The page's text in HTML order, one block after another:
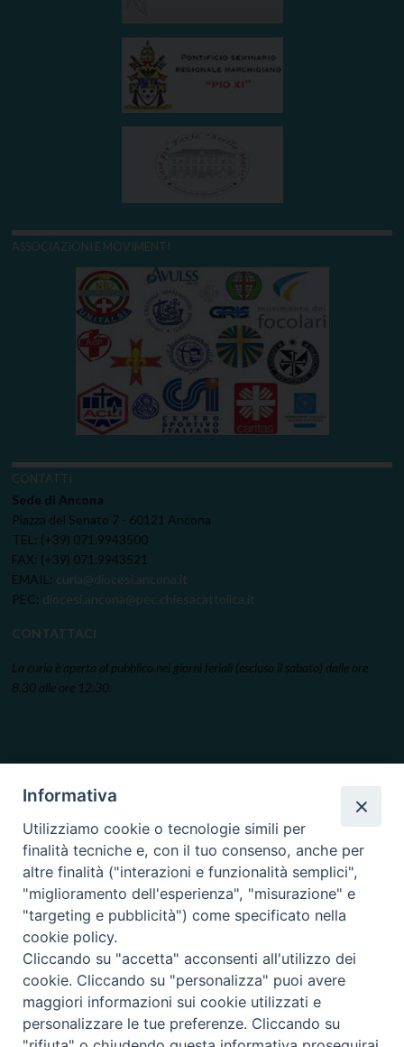
ASSOCIAZIONI E MOVIMENTI
CONTATTI
Sede di Ancona
Piazza del Senato 7 - 60121 Ancona
TEL: (+39) 071.9943500
FAX: (+39) 071.9943521
EMAIL: curia@diocesi.ancona.it
PEC: diocesi.ancona@pec.chiesacattolica.it
CONTATTACI
La curia è aperta al pubblico nei giorni feriali (escluso il sabato) dalle ore
8.30 alle ore 12.30.
Informativa
Utilizziamo cookie o tecnologie simili per
finalità tecniche e, con il tuo consenso, anche per
altre finalità ("interazioni e funzionalità semplici",
"miglioramento dell'esperienza", "misurazione" e
"targeting e pubblicità") come specificato nella
cookie policy.
Cliccando su "accetta" acconsenti all'utilizzo dei
cookie. Cliccando su "personalizza" puoi avere
maggiori informazioni sui cookie utilizzati e
personalizzare le tue preferenze. Cliccando su